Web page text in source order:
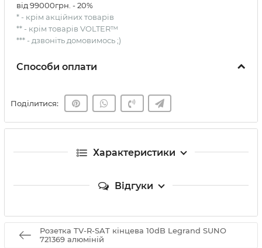
від 99000грн. - 20%
* - крім акційних товарів
** - крім товарів VOLTER™
*** - дзвоніть домовимось ;)
Способи оплати
Поділитися:
Характеристики
Відгуки
Розетка TV-R-SAT кінцева 10dB Legrand SUNO
721369 алюміній